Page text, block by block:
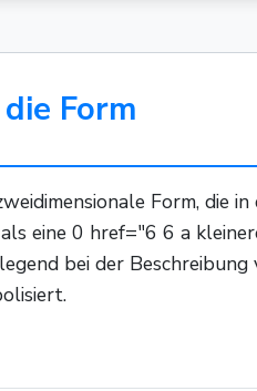
Form
Form, die
eine 0 href="6 6 a
bei der